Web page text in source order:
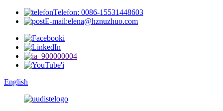
Telefon: 0086-15531448603
E-mail:elena@hznuzhuo.com
English